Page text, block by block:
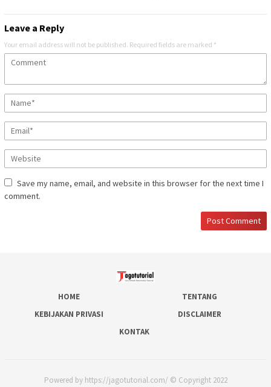
Leave a Reply
Your email address will not be published. Required fields are marked *
Save my name, email, and website in this browser for the next time I
comment.
HOME
TENTANG
KEBIJAKAN PRIVASI
DISCLAIMER
KONTAK
Powered by https://jagotutorial.com/ © Copyright 2022